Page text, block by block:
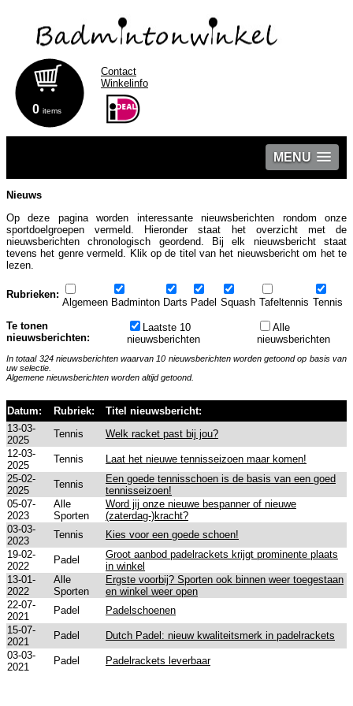
0 items
Contact
Winkelinfo
MENU
Nieuws
Op deze pagina worden interessante nieuwsberichten rondom onze
sportdoelgroepen vermeld. Hieronder staat het overzicht met de
nieuwsberichten chronologisch geordend. Bij elk nieuwsbericht staat
tevens het genre vermeld. Klik op de titel van het nieuwsbericht om het te
lezen.
Rubrieken:
Algemeen Badminton Darts Padel Squash Tafeltennis Tennis
Te tonen
nieuwsberichten:
Laatste 10
nieuwsberichten
Alle
nieuwsberichten
In totaal 324 nieuwsberichten waarvan 10 nieuwsberichten worden getoond op basis van
uw selectie.
Algemene nieuwsberichten worden altijd getoond.
Datum: Rubriek:
Titel nieuwsbericht:
13-03-
2025
Tennis
Welk racket past bij jou?
12-03-
2025
Tennis
Laat het nieuwe tennisseizoen maar komen!
25-02-
2025
Tennis
Een goede tennisschoen is de basis van een goed
tennisseizoen!
05-07-
2023
Alle
Sporten
Word jij onze nieuwe bespanner of nieuwe
(zaterdag-)kracht?
03-03-
2023
Tennis
Kies voor een goede schoen!
19-02-
2022
Padel
Groot aanbod padelrackets krijgt prominente plaats
in winkel
13-01-
2022
Alle
Sporten
Ergste voorbij? Sporten ook binnen weer toegestaan
en winkel weer open
22-07-
2021
Padel
Padelschoenen
15-07-
2021
Padel
Dutch Padel: nieuw kwaliteitsmerk in padelrackets
03-03-
2021
Padel Padelrackets leverbaar